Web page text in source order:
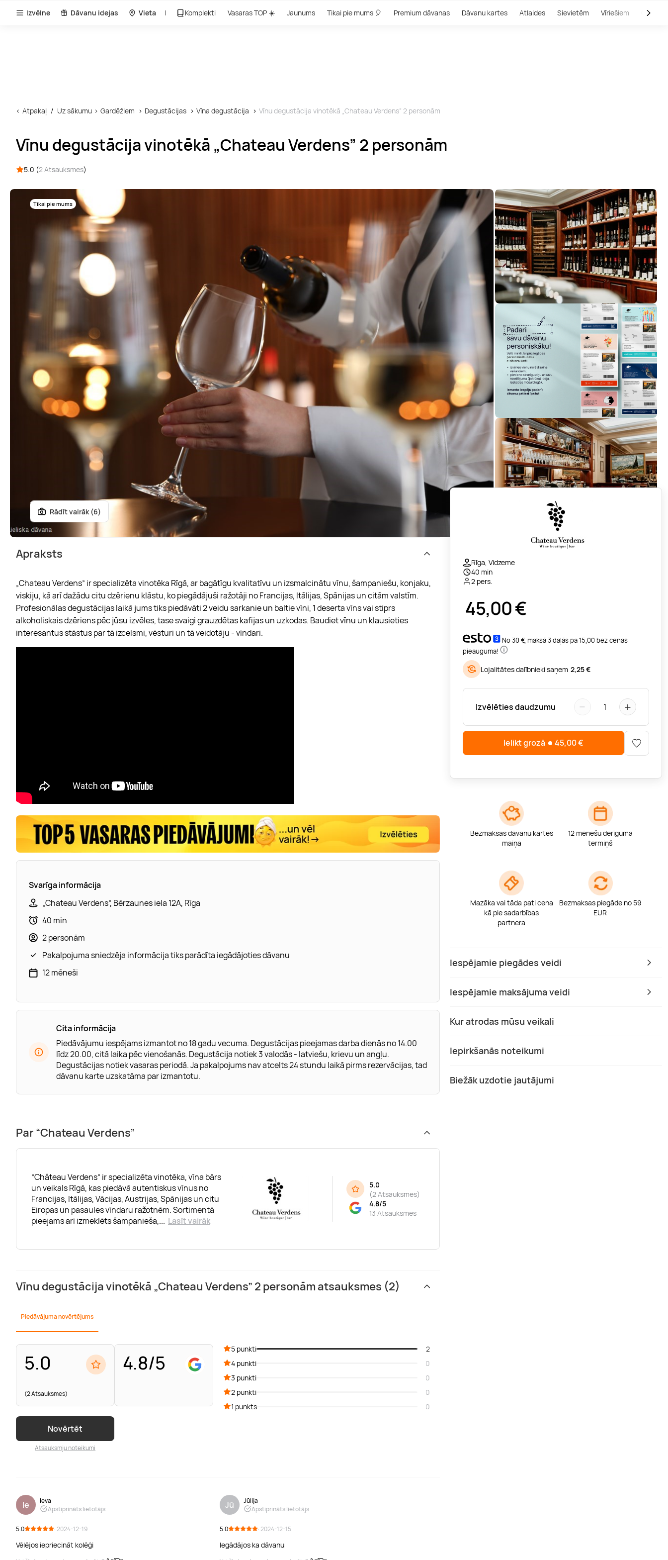
Izvēlne Dāvanu idejas Vieta Komplekti Vasaras TOP ☀️ Jaunums Tikai pie mums 🎈 Premium dāvanas Dāvanu kartes Atlaides Sievietēm Vīriešiem Outlet
Atpakaļ Uz sākumu Gardēžiem Degustācijas Vīna degustācija Vīnu degustācija vinotēkā „Chateau Verdens” 2 personām
Vīnu degustācija vinotēkā „Chateau Verdens” 2 personām
5.0 (2 Atsauksmes)
Tikai pie mums
Rādīt vairāk (6)
Rīga, Vidzeme
40 min
2 pers.
45,00€
No 30 €, maksā 3 daļās pa 15,00 bez cenas
pieauguma!
Lojalitātes dalībnieki saņem 2,25 €
Izvēlēties daudzumu − 1 +
Ielikt grozā 45,00€
Bezmaksas dāvanu kartes
maiņa
12 mēnešu derīguma
termiņš
Mazāka vai tāda pati cena
kā pie sadarbības
partnera
Bezmaksas piegāde no 59
EUR
Iespējamie piegādes veidi
Iespējamie maksājuma veidi
Kur atrodas mūsu veikali
Iepirkšanās noteikumi
Biežāk uzdotie jautājumi
Apraksts
„Chateau Verdens” ir specializēta vinotēka Rīgā, ar bagātīgu kvalitatīvu un izsmalcinātu vīnu, šampaniešu, konjaku,
viskiju, kā arī dažādu citu dzērienu klāstu, ko piegādājuši ražotāji no Francijas, Itālijas, Spānijas un citām valstīm.
Profesionālas degustācijas laikā jums tiks piedāvāti 2 veidu sarkanie un baltie vīni, 1 deserta vīns vai stiprs
alkoholiskais dzēriens pēc jūsu izvēles, tase svaigi grauzdētas kafijas un uzkodas. Baudiet vīnu un klausieties
interesantus stāstus par tā izcelsmi, vēsturi un tā veidotāju - vīndari.
Svarīga informācija
„Chateau Verdens”, Bērzaunes iela 12A, Rīga
40 min
2 personām
Pakalpojuma sniedzēja informācija tiks parādīta iegādājoties dāvanu
12 mēneši
Cita informācija
Piedāvājumu iespējams izmantot no 18 gadu vecuma. Degustācijas pieejamas darba dienās no 14.00
līdz 20.00, citā laika pēc vienošanās. Degustācija notiek 3 valodās - latviešu, krievu un angļu.
Degustācijas notiek vasaras periodā. Ja pakalpojums nav atcelts 24 stundu laikā pirms rezervācijas, tad
dāvanu karte uzskatāma par izmantotu.
Par “Chateau Verdens”
“Château Verdens” ir specializēta vinotēka, vīna bārs
un veikals Rīgā, kas piedāvā autentiskus vīnus no
Francijas, Itālijas, Vācijas, Austrijas, Spānijas un citu
Eiropas un pasaules vīndaru ražotnēm. Sortimentā
pieejams arī izmeklēts šampanieša,... Lasīt vairāk
5.0
(2 Atsauksmes)
4.8/5
13 Atsauksmes
Vīnu degustācija vinotēkā „Chateau Verdens” 2 personām atsauksmes (2)
Piedāvājuma novērtējums
5.0
(2 Atsauksmes)
4.8/5
Novērtēt
Atsauksmju noteikumi
5 punkti
2
4 punkti
0
3 punkti
0
2 punkti
0
1 punkts
0
Ie
Ieva
Apstiprināts lietotājs
5.0 · 2024-12-19
Vēlējos iepriecināt kolēģi
Jū
Jūlija
Apstiprināts lietotājs
5.0 · 2024-12-15
Iegādājos ka dāvanu